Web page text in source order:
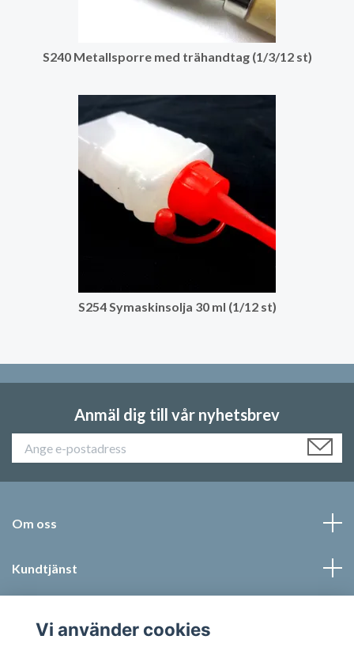
S240 Metallsporre med trähandtag (1/3/12 st)
S254 Symaskinsolja 30 ml (1/12 st)
Anmäl dig till vår nyhetsbrev
Om oss
Kundtjänst
Vi använder cookies